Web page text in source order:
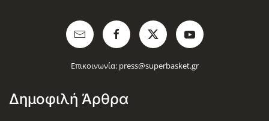
Επικοινωνία: press@superbasket.gr
Δημοφιλή Άρθρα